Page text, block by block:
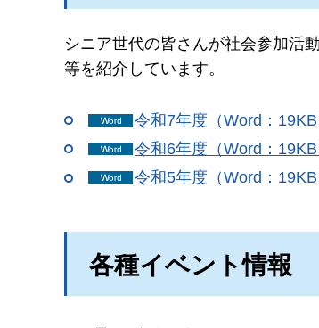
シニア世代の皆さんが社会参加活
等を紹介しています。
令和7年度（Word：19KB
令和6年度（Word：19KB
令和5年度（Word：19KB
各種イベント情報